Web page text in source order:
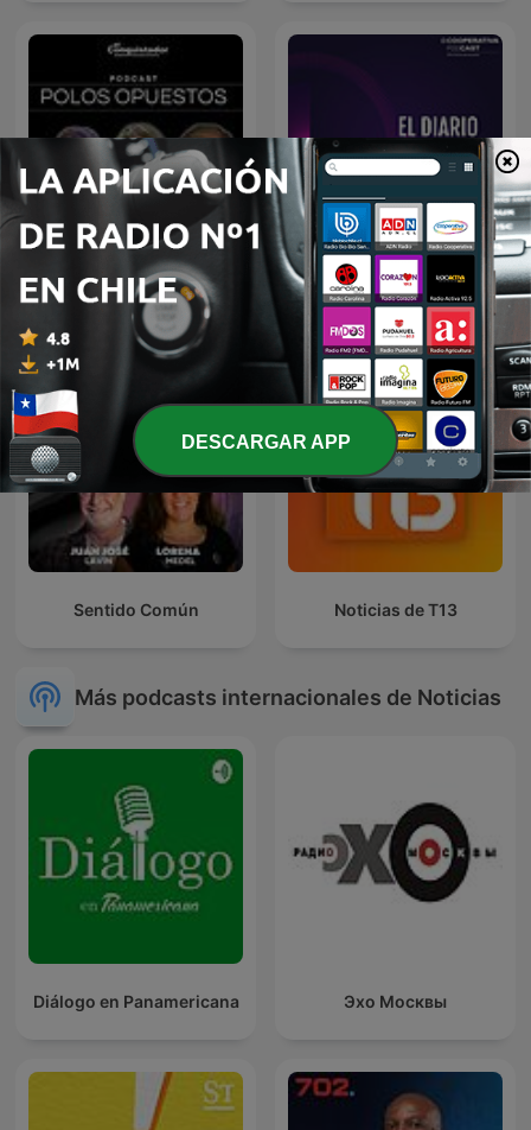
Polos Opuestos
El Diario de Cooperativa
PM
Sentido Común Noticias de T13
Más podcasts internacionales de Noticias
Diálogo en Panamericana Эхо Москвы
DESCARGAR APP